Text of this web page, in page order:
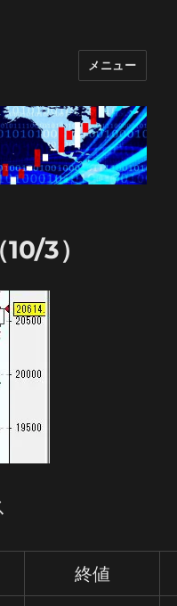
メニュー
3）
終値